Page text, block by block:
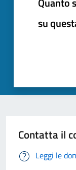
su
Contatta il
Leggi le